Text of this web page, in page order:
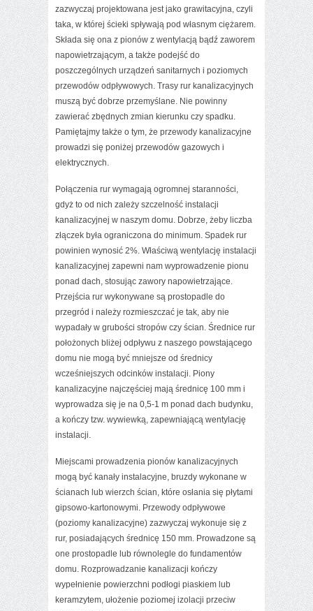
zazwyczaj projektowana jest jako grawitacyjna, czyli
taka, w której ścieki spływają pod własnym ciężarem.
Składa się ona z pionów z wentylacją bądź zaworem
napowietrzającym, a także podejść do
poszczególnych urządzeń sanitarnych i poziomych
przewodów odpływowych. Trasy rur kanalizacyjnych
muszą być dobrze przemyślane. Nie powinny
zawierać zbędnych zmian kierunku czy spadku.
Pamiętajmy także o tym, że przewody kanalizacyjne
prowadzi się poniżej przewodów gazowych i
elektrycznych.
Połączenia rur wymagają ogromnej staranności,
gdyż to od nich zależy szczelność instalacji
kanalizacyjnej w naszym domu. Dobrze, żeby liczba
złączek była ograniczona do minimum. Spadek rur
powinien wynosić 2%. Właściwą wentylację instalacji
kanalizacyjnej zapewni nam wyprowadzenie pionu
ponad dach, stosując zawory napowietrzające.
Przejścia rur wykonywane są prostopadle do
przegród i należy rozmieszczać je tak, aby nie
wypadały w grubości stropów czy ścian. Średnice rur
położonych bliżej odpływu z naszego powstającego
domu nie mogą być mniejsze od średnicy
wcześniejszych odcinków instalacji. Piony
kanalizacyjne najczęściej mają średnicę 100 mm i
wyprowadza się je na 0,5-1 m ponad dach budynku,
a kończy tzw. wywiewką, zapewniającą wentylację
instalacji.
Miejscami prowadzenia pionów kanalizacyjnych
mogą być kanały instalacyjne, bruzdy wykonane w
ścianach lub wierzch ścian, które osłania się płytami
gipsowo-kartonowymi. Przewody odpływowe
(poziomy kanalizacyjne) zazwyczaj wykonuje się z
rur, posiadających średnicę 150 mm. Prowadzone są
one prostopadle lub równolegle do fundamentów
domu. Rozprowadzanie kanalizacji kończy
wypełnienie powierzchni podłogi piaskiem lub
keramzytem, ułożenie poziomej izolacji przeciw